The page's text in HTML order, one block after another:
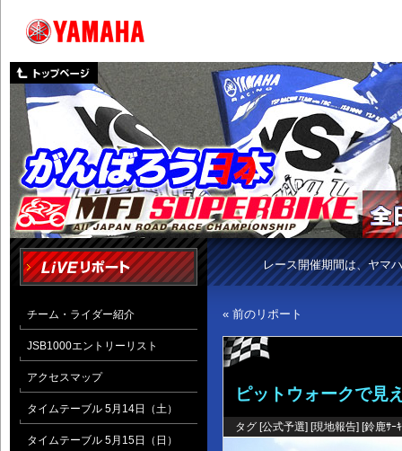
レース開催期間は、ヤマ
« 前のリポート
ピットウォークで見
タグ [公式予選] [現地報告] [鈴鹿ｻｰ
チーム・ライダー紹介
JSB1000エントリーリスト
アクセスマップ
タイムテーブル 5月14日（土）
タイムテーブル 5月15日（日）